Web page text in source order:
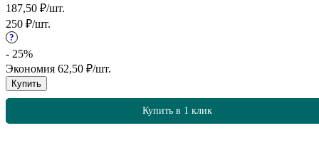
187,50 ₽/шт.
250 ₽/шт.
?
- 25%
Экономия 62,50 ₽/шт.
Купить
Купить в 1 клик